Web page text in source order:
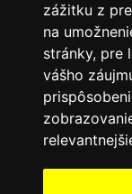
zážitku z
na
stránky, pre
vášho